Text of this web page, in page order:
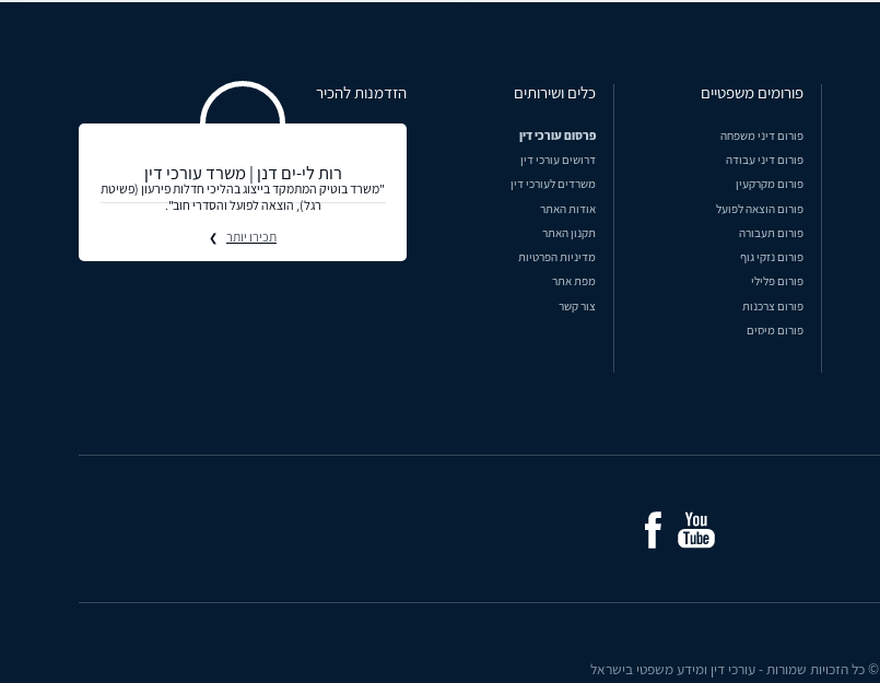
פורומים משפטיים
פורום דיני משפחה
פורום דיני עבודה
פורום מקרקעין
פורום הוצאה לפועל
פורום תעבורה
פורום נזקי גוף
פורום פלילי
פורום צרכנות
פורום מיסים
כלים ושירותים
פרסום עורכי דין
דרושים עורכי דין
משרדים לעורכי דין
אודות האתר
תקנון האתר
מדיניות הפרטיות
מפת אתר
צור קשר
הזדמנות להכיר
רות לי-ים דנן | משרד עורכי דין
"משרד בוטיק המתמקד בייצוג בהליכי חדלות פירעון (פשיטת
רגל), הוצאה לפועל והסדרי חוב".
תכירו יותר
© כל הזכויות שמורות - עורכי דין ומידע משפטי בישראל